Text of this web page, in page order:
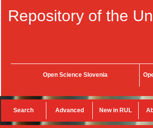
Repository of the
Open Science Slovenia
Search Advanced New in RUL